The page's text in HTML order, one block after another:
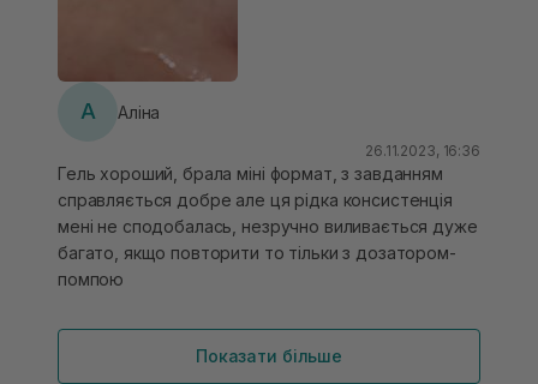
А Аліна
26.11.2023, 16:36
Гель хороший, брала міні формат, з завданням
справляється добре але ця рідка консистенція
мені не сподобалась, незручно виливається дуже
багато, якщо повторити то тільки з дозатором-
помпою
Показати більше